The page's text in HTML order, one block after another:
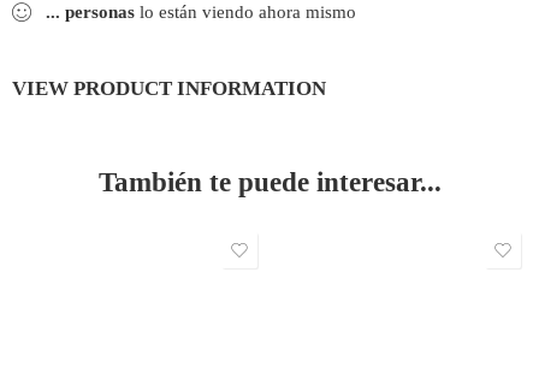
... personas lo están viendo ahora mismo
VIEW PRODUCT INFORMATION
También te puede interesar...